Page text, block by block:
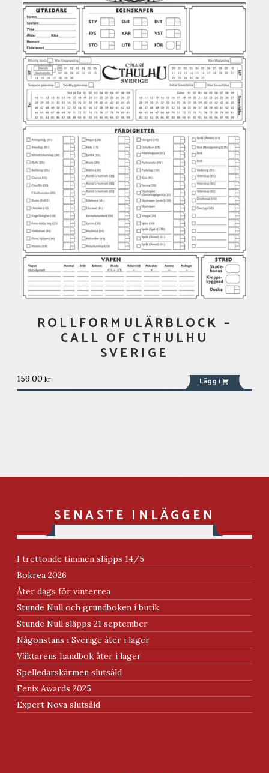
ROLLFORMULÄRBLOCK –
CALL OF CTHULHU
SVERIGE
159.00 kr Lägg i
SENASTE INLÄGGEN
I trettonde timmen släpps 14/5
Bokrea 2026
Åter dags för vinterrea
Stunde Null och grundboken i butik
Stunde Null släpps 21 september
Någonstans i Sverige åter i lager
Väktarens handbok åter i lager
Spelledarskärmen slutsåld
Fenix Awards 2025
Expert Nova slutsåld